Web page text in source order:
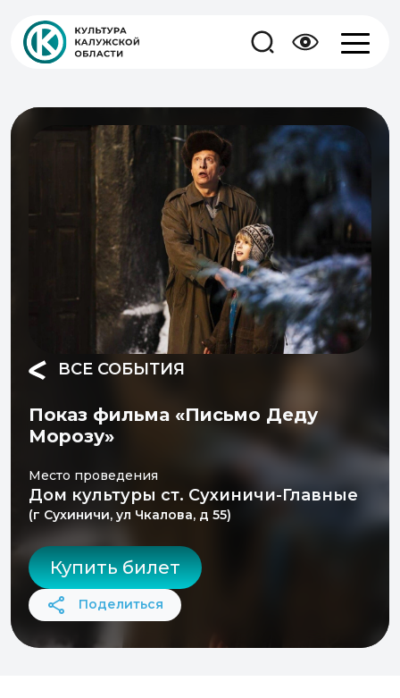
ВСЕ СОБЫТИЯ
Показ фильма «Письмо Деду
Морозу»
Место проведения
Дом культуры ст. Сухиничи-Главные
(г Сухиничи, ул Чкалова, д 55)
Купить билет
Поделиться